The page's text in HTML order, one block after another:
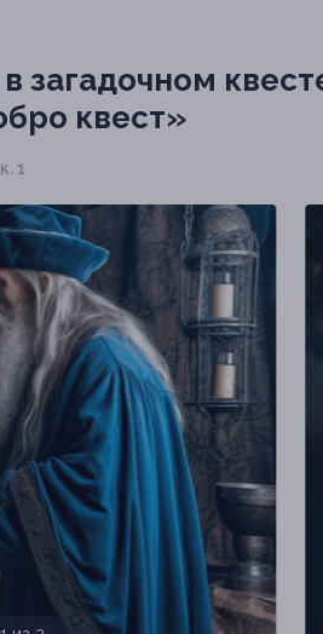
загадочном
квест»
1